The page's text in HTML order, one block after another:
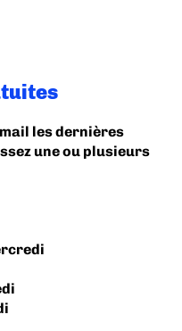
les dernières
une ou plusieurs